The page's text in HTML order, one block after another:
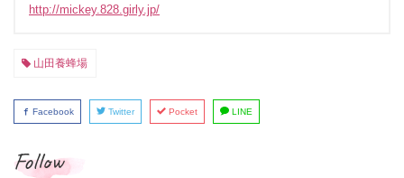
http://mickey.828.girly.jp/
山田養蜂場
Facebook Twitter Pocket LINE
Follow